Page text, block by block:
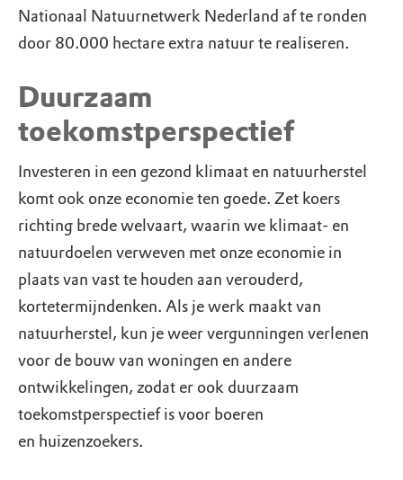
Nationaal Natuurnetwerk Nederland af te ronden
door 80.000 hectare extra natuur te realiseren.
Duurzaam
toekomstperspectief
Investeren in een gezond klimaat en natuurherstel
komt ook onze economie ten goede. Zet koers
richting brede welvaart, waarin we klimaat- en
natuurdoelen verweven met onze economie in
plaats van vast te houden aan verouderd,
kortetermijndenken. Als je werk maakt van
natuurherstel, kun je weer vergunningen verlenen
voor de bouw van woningen en andere
ontwikkelingen, zodat er ook duurzaam
toekomstperspectief is voor boeren
en huizenzoekers.